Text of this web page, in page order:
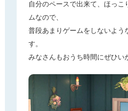
自分のペースで出来て、ほっこ
ムなので、
普段あまりゲームをしないよう
す。
みなさんもおうち時間にぜひい